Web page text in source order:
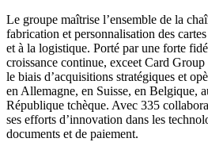
Le groupe maîtrise l’ensemble de la
fabrication et personnalisation des
et à la logistique. Porté par une forte
croissance continue, exceet Card Group
le biais d’acquisitions stratégiques et
en Allemagne, en Suisse, en Belgique,
République tchèque. Avec 335
ses efforts d’innovation dans les
documents et de paiement.